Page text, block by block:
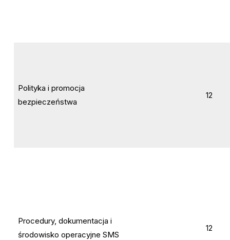
Polityka i promocja
bezpieczeństwa
12
Procedury, dokumentacja i
środowisko operacyjne SMS
12